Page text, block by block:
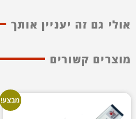
אולי גם זה יעניין אותך
מוצרים קשורים
מבצע!